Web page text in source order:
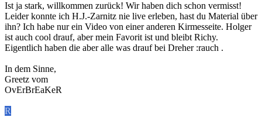
Ist ja stark, willkommen zurück! Wir haben dich schon vermisst!
Leider konnte ich H.J.-Zarnitz nie live erleben, hast du Material über
ihn? Ich habe nur ein Video von einer anderen Kirmesseite. Holger
ist auch cool drauf, aber mein Favorit ist und bleibt Richy.
Eigentlich haben die aber alle was drauf bei Dreher :rauch .
In dem Sinne,
Greetz vom
OvErBrEaKeR
R